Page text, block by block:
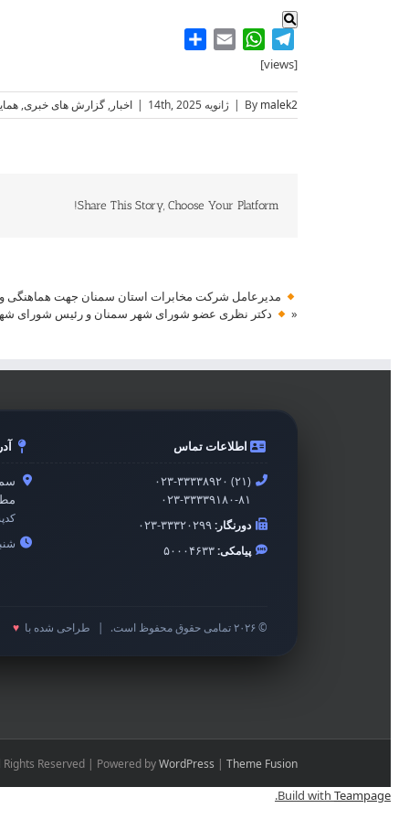
Telegram
WhatsApp
Email
[views]
By malek2
| ژانویه 14th, 2025 | اخبار, گزارش های خبری,
Share This Story, Choose Your Platform!
مدیرعامل شرکت مخابرات استان سمنان جهت
«
دکتر نظری عضو شورای شهر سمنان و رئیس شورای
اطلاعات تماس
۰۲۳-۳۳۳۳۸۹۲۰ (۲۱)
۰۲۳-۳۳۳۳۹۱۸۰-۸۱
دورنگار:۰۲۳-۳۳۳۲۰۲۹۹
پیامکی:۵۰۰۰۴۶۳۳
© ۲۰۲۶ تمامی حقوق محفوظ است. طراحی شده با ♥
Reserved | Powered byWordPress | Theme Fusion
Build with Teampage
.